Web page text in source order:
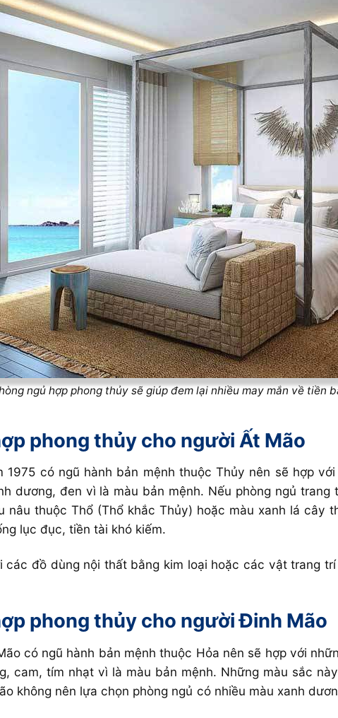
ngủ hợp phong thủy sẽ giúp đem lại nhiều may mắn về tiền
phong thủy cho người Ất Mão
1975 có ngũ hành bản mệnh thuộc Thủy nên sẽ hợp
dương, đen vì là màu bản mệnh. Nếu phòng ngủ
nâu thuộc Thổ (Thổ khắc Thủy) hoặc màu xanh lá cây
lục đục, tiền tài khó kiếm.
các đồ dùng nội thất bằng kim loại hoặc các vật trang
phong thủy cho người Đinh Mão
có ngũ hành bản mệnh thuộc Hỏa nên sẽ hợp với
cam, tím nhạt vì là màu bản mệnh. Những màu sắc
không nên lựa chọn phòng ngủ có nhiều màu xanh